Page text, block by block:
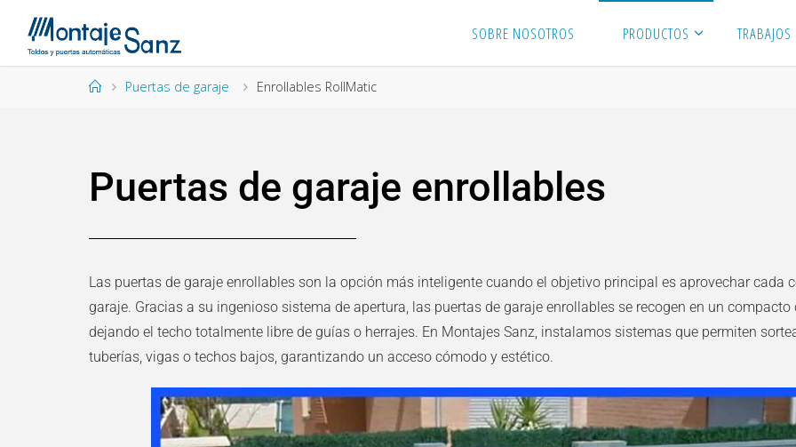
SOBRE NOSOTROS PRODUCTOS
Puertas de garaje Enrollables RollMatic
Puertas de garaje enrollables
Las puertas de garaje enrollables son la opción más inteligente cuando el objetivo principal es aprovechar cada
garaje. Gracias a su ingenioso sistema de apertura, las puertas de garaje enrollables se recogen en un compacto
dejando el techo totalmente libre de guías o herrajes. En Montajes Sanz, instalamos sistemas que permiten
tuberías, vigas o techos bajos, garantizando un acceso cómodo y estético.